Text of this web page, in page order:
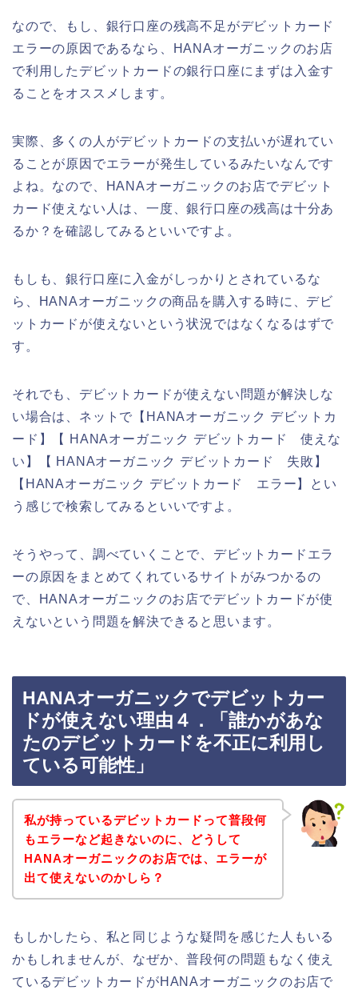
なので、もし、銀行口座の残高不足がデビットカード
エラーの原因であるなら、HANAオーガニックのお店
で利用したデビットカードの銀行口座にまずは入金す
ることをオススメします。
実際、多くの人がデビットカードの支払いが遅れてい
ることが原因でエラーが発生しているみたいなんです
よね。なので、HANAオーガニックのお店でデビット
カード使えない人は、一度、銀行口座の残高は十分あ
るか？を確認してみるといいですよ。
もしも、銀行口座に入金がしっかりとされているな
ら、HANAオーガニックの商品を購入する時に、デビ
ットカードが使えないという状況ではなくなるはずで
す。
それでも、デビットカードが使えない問題が解決しな
い場合は、ネットで【HANAオーガニック デビットカ
ード】【 HANAオーガニック デビットカード 使えな
い】【 HANAオーガニック デビットカード 失敗】
【HANAオーガニック デビットカード エラー】とい
う感じで検索してみるといいですよ。
そうやって、調べていくことで、デビットカードエラ
ーの原因をまとめてくれているサイトがみつかるの
で、HANAオーガニックのお店でデビットカードが使
えないという問題を解決できると思います。
HANAオーガニックでデビットカー
ドが使えない理由４．「誰かがあな
たのデビットカードを不正に利用し
ている可能性」
私が持っているデビットカードって普段何
もエラーなど起きないのに、どうして
HANAオーガニックのお店では、エラーが
出て使えないのかしら？
もしかしたら、私と同じような疑問を感じた人もいる
かもしれませんが、なぜか、普段何の問題もなく使え
ているデビットカードがHANAオーガニックのお店で